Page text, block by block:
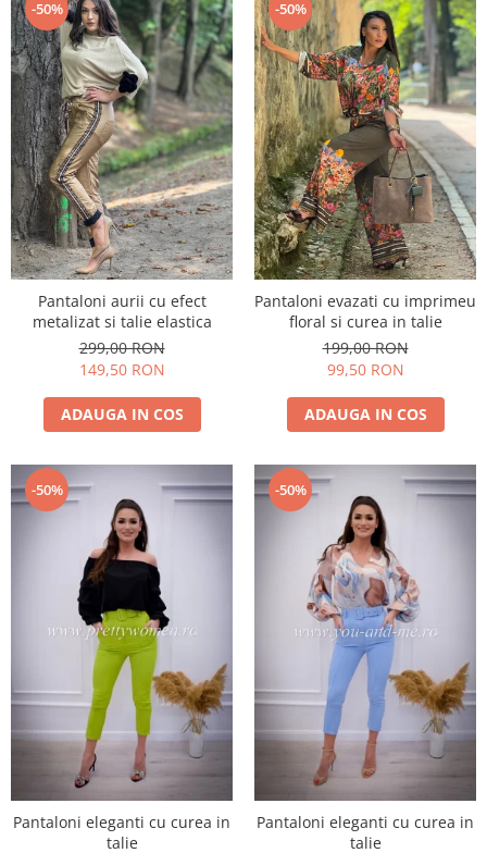
-50%
Pantaloni aurii cu efect
metalizat si talie elastica
299,00 RON
149,50 RON
ADAUGA IN COS
-50%
Pantaloni evazati cu imprimeu
floral si curea in talie
199,00 RON
99,50 RON
ADAUGA IN COS
-50%
Pantaloni eleganti cu curea in
talie
-50%
Pantaloni eleganti cu curea in
talie